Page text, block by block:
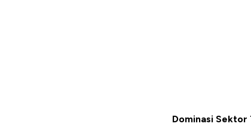
Dominasi Sektor